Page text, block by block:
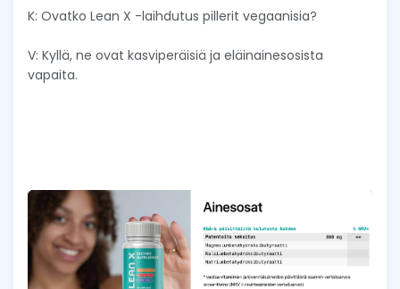
K: Ovatko Lean X -laihdutus pillerit vegaanisia?
V: Kyllä, ne ovat kasviperäisiä ja eläinainesosista
vapaita.